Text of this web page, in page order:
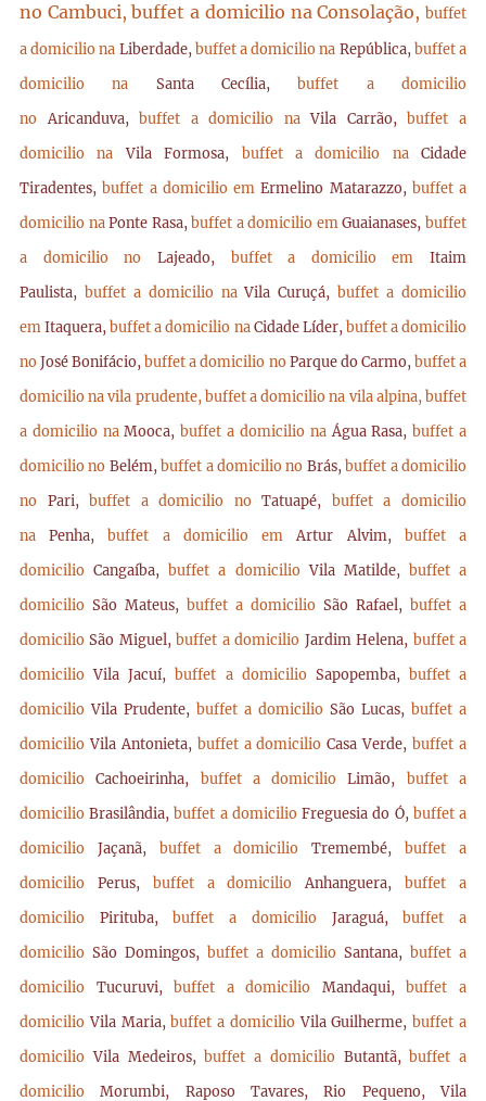
no Cambuci, buffet a domicilio na Consolação, buffet
a domicilio na Liberdade, buffet a domicilio na República, buffet a
domicilio na Santa Cecília,buffet a domicilio
no Aricanduva,buffet a domicilio naVila Carrão,buffet a
domicilio naVila Formosa, buffet a domicilio na Cidade
Tiradentes,buffet a domicilio emErmelino Matarazzo, buffet a
domicilio naPonte Rasa,buffet a domicilio emGuaianases,buffet
a domicilio no Lajeado, buffet a domicilio em Itaim
Paulista, buffet a domicilio naVila Curuçá,buffet a domicilio
emItaquera,buffet a domicilio na Cidade Líder, buffet a domicilio
noJosé Bonifácio,buffet a domicilio noParque do Carmo, buffet a
domicilio na vila prudente, buffet a domicilio na vila alpina, buffet
a domicilio naMooca,buffet a domicilio na Água Rasa,buffet a
domicilio no Belém,buffet a domicilio no Brás,buffet a domicilio
no Pari,buffet a domicilio noTatuapé, buffet a domicilio
naPenha,buffet a domicilio emArtur Alvim, buffet a
domicilioCangaíba,buffet a domicilioVila Matilde, buffet a
domicilio São Mateus, buffet a domicilio São Rafael, buffet a
domicilioSão Miguel,buffet a domicilio Jardim Helena, buffet a
domicilioVila Jacuí,buffet a domicilio Sapopemba, buffet a
domicilioVila Prudente, buffet a domicilio São Lucas, buffet a
domicilioVila Antonieta, buffet a domicilioCasa Verde,buffet a
domicilioCachoeirinha, buffet a domicilioLimão, buffet a
domicilioBrasilândia,buffet a domicilioFreguesia do Ó, buffet a
domicilio Jaçanã, buffet a domicilioTremembé,buffet a
domicilio Perus, buffet a domicilioAnhanguera,buffet a
domicilio Pirituba,buffet a domicilio Jaraguá,buffet a
domicilio São Domingos, buffet a domicilio Santana, buffet a
domicilio Tucuruvi,buffet a domicilio Mandaqui,buffet a
domicilioVila Maria,buffet a domicilioVila Guilherme,buffet a
domicilioVila Medeiros,buffet a domicilio Butantã,buffet a
domicilioMorumbi, Raposo Tavares, Rio Pequeno, Vila